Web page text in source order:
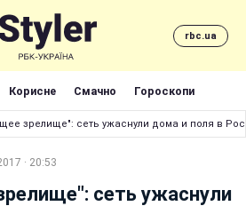
rbc.ua
Корисне Смачно Гороскопи
зрелище": сеть ужаснули дома и поля в
· 20:53
сеть ужаснули